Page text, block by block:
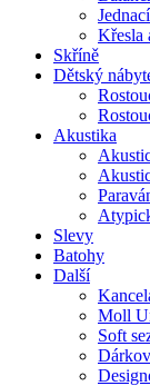
Křesla
Skříně
Dětský
Akustika
Slevy
Batohy
Další
Moll
Soft